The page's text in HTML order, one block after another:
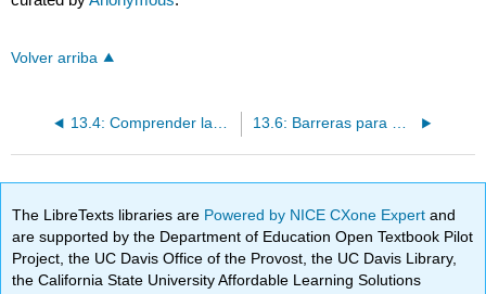
Volver arriba
13.4: Comprender las características del diseño del equipo 13.6: Barreras para Equipos Eficaces
The LibreTexts libraries are Powered by NICE CXone Expertand
are supported by the Department of Education Open Textbook Pilot
Project, the UC Davis Office of the Provost, the UC Davis Library,
the California State University Affordable Learning Solutions